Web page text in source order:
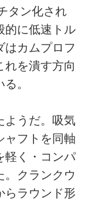
タン化され
的に低速トル
はカムプロフ
れを潰す方向
。
ようだ。吸気
ャフトを同軸
軽く・コンパ
。クランクウ
らラウンド形